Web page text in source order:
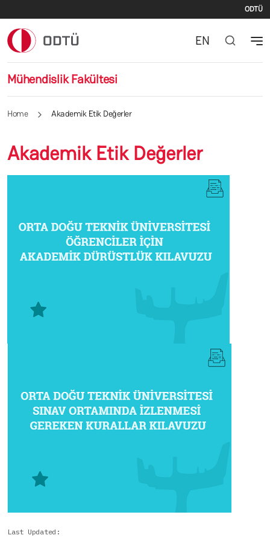
ODTÜ
Mühendislik Fakültesi
EN
Home Akademik Etik Değerler
Akademik Etik Değerler
Last Updated